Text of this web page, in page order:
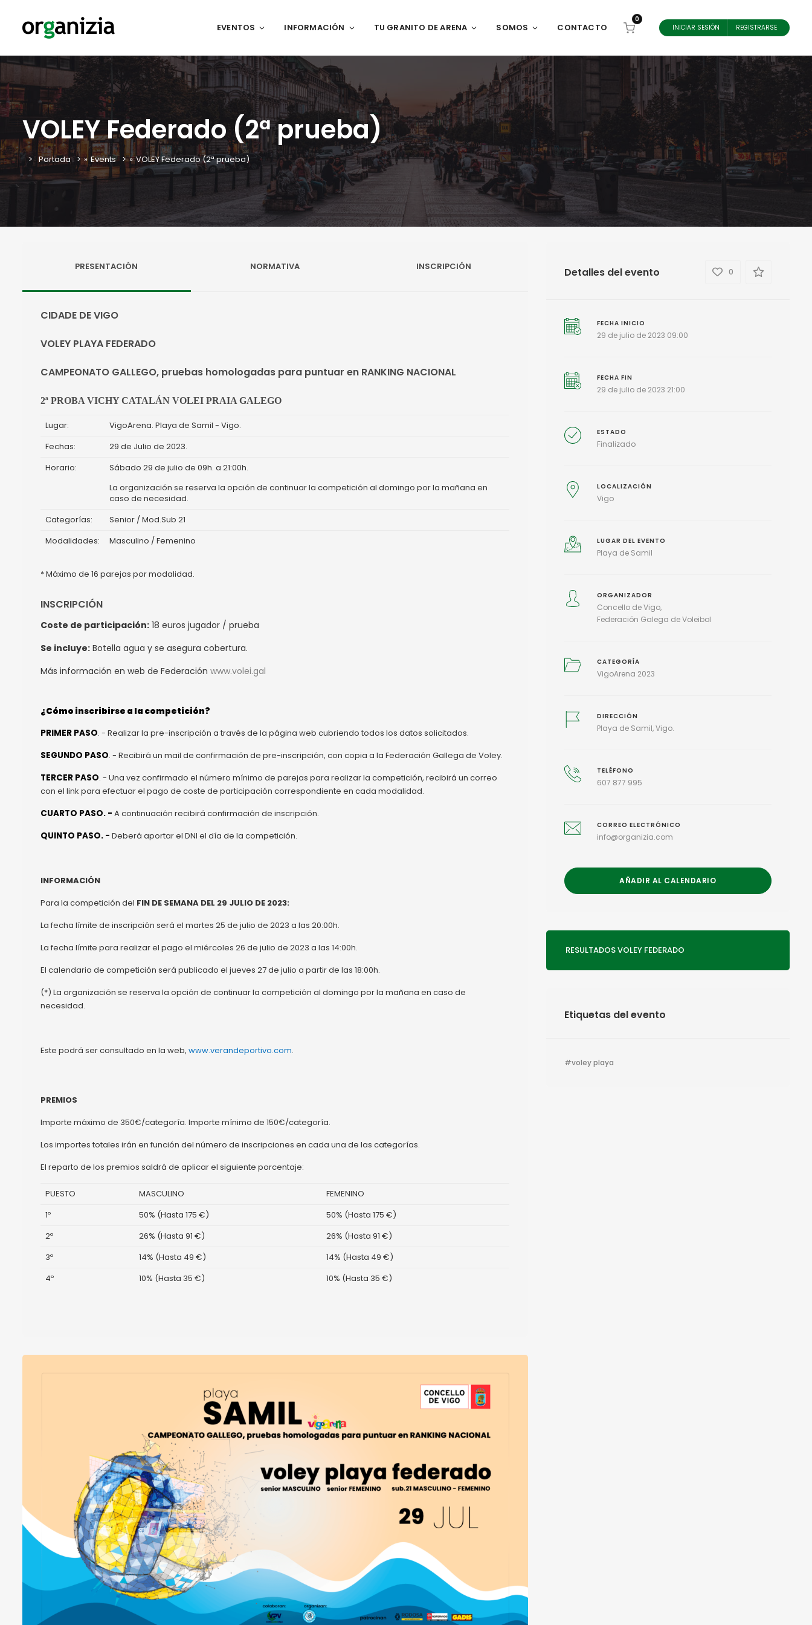
EVENTOS INFORMACIÓN TU GRANITO DE ARENA SOMOS CONTACTO
0
INICIAR SESIÓN REGISTRARSE
VOLEY Federado (2ª prueba)
Portada » Events » VOLEY Federado (2ª prueba)
PRESENTACIÓN NORMATIVA INSCRIPCIÓN
CIDADE DE VIGO
VOLEY PLAYA FEDERADO
CAMPEONATO GALLEGO, pruebas homologadas para puntuar en RANKING NACIONAL
2ª PROBA VICHY CATALÁN VOLEI PRAIA GALEGO
Lugar:
VigoArena. Playa de Samil - Vigo.
Fechas:
29 de Julio de 2023.
Horario:
Sábado 29 de julio de 09h. a 21:00h.
La organización se reserva la opción de continuar la competición al domingo por la mañana en
caso de necesidad.
Categorías:
Senior / Mod.Sub 21
Modalidades:
Masculino / Femenino
* Máximo de 16 parejas por modalidad.
INSCRIPCIÓN
Coste de participación: 18 euros jugador / prueba
Se incluye: Botella agua y se asegura cobertura.
Más información en web de Federación www.volei.gal
¿Cómo inscribirse a la competición?
PRIMER PASO. - Realizar la pre-inscripción a través de la página web cubriendo todos los datos solicitados.
SEGUNDO PASO. - Recibirá un mail de confirmación de pre-inscripción, con copia a la Federación Gallega de Voley.
TERCER PASO. - Una vez confirmado el número mínimo de parejas para realizar la competición, recibirá un correo
con el link para efectuar el pago de coste de participación correspondiente en cada modalidad.
CUARTO PASO. - A continuación recibirá confirmación de inscripción.
QUINTO PASO. - Deberá aportar el DNI el día de la competición.
INFORMACIÓN
Para la competición del FIN DE SEMANA DEL 29 JULIO DE 2023:
La fecha límite de inscripción será el martes 25 de julio de 2023 a las 20:00h.
La fecha límite para realizar el pago el miércoles 26 de julio de 2023 a las 14:00h.
El calendario de competición será publicado el jueves 27 de julio a partir de las 18:00h.
(*) La organización se reserva la opción de continuar la competición al domingo por la mañana en caso de
necesidad.
Este podrá ser consultado en la web, www.verandeportivo.com.
PREMIOS
Importe máximo de 350€/categoría. Importe mínimo de 150€/categoría.
Los importes totales irán en función del número de inscripciones en cada una de las categorías.
El reparto de los premios saldrá de aplicar el siguiente porcentaje:
PUESTO MASCULINO
FEMENINO
1º
50% (Hasta 175 €)
50% (Hasta 175 €)
2º
26% (Hasta 91 €)
26% (Hasta 91 €)
3º
14% (Hasta 49 €)
14% (Hasta 49 €)
4º
10% (Hasta 35 €) 10% (Hasta 35 €)
Detalles del evento 0
FECHA INICIO
29 de julio de 2023 09:00
FECHA FIN
29 de julio de 2023 21:00
ESTADO
Finalizado
LOCALIZACIÓN
Vigo
LUGAR DEL EVENTO
Playa de Samil
ORGANIZADOR
Concello de Vigo
Federación Galega de Voleibol
CATEGORÍA
VigoArena 2023
DIRECCIÓN
Playa de Samil, Vigo.
TELÉFONO
607 877 995
CORREO ELECTRÓNICO
info@organizia.com
AÑADIR AL CALENDARIO
RESULTADOS VOLEY FEDERADO
Etiquetas del evento
voley playa